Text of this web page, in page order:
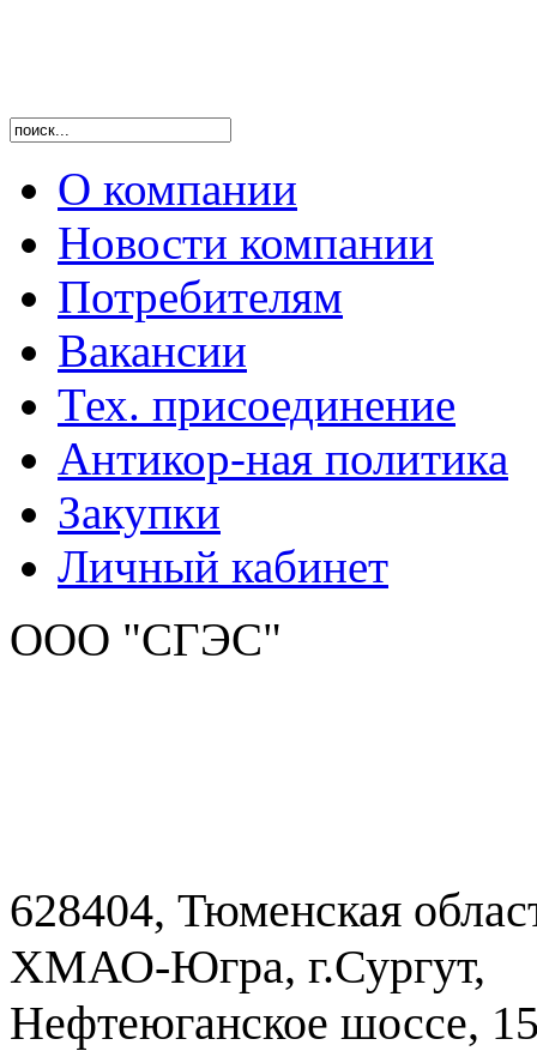
О компании
Новости компании
Потребителям
Вакансии
Тех. присоединение
Антикор-ная политика
Закупки
Личный кабинет
ООО "СГЭС"
628404, Тюменская
ХМАО-Югра, г.Сургут,
Нефтеюганское шоссе,